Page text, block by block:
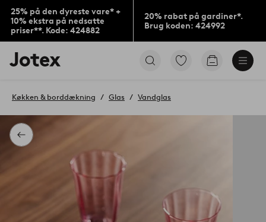
25% på den dyreste vare* +
10% ekstra på nedsatte
priser**. Kode: 424882
20% rabat på gardiner*.
Brug koden: 424992
Jotex
logo
til
Gå
Gå
Tilbage
Køkken & borddækning Glas Vandglas